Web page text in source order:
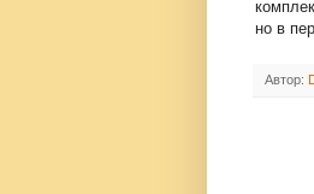
но в
Автор: